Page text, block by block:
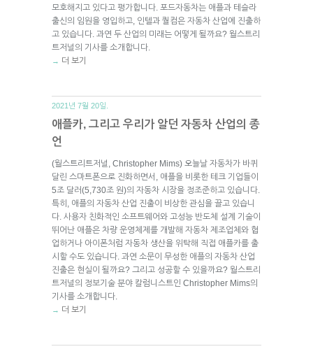
모호해지고 있다고 평가합니다. 포드자동차는 애플과 테슬라
출신의 임원을 영입하고, 인텔과 퀄컴은 자동차 산업에 진출하
고 있습니다. 과연 두 산업의 미래는 어떻게 될까요? 월스트리
트저널의 기사를 소개합니다.
→ 더 보기
2021년 7월 20일.
애플카, 그리고 우리가 알던 자동차 산업의 종
언
(월스트리트저널, Christopher Mims) 오늘날 자동차가 바퀴
달린 스마트폰으로 진화하면서, 애플을 비롯한 테크 기업들이
5조 달러(5,730조 원)의 자동차 시장을 정조준하고 있습니다.
특히, 애플의 자동차 산업 진출이 비상한 관심을 끌고 있습니
다. 사용자 친화적인 소프트웨어와 고성능 반도체 설계 기술이
뛰어난 애플은 차량 운영체제를 개발해 자동차 제조업체와 협
업하거나 아이폰처럼 자동차 생산을 위탁해 직접 애플카를 출
시할 수도 있습니다. 과연 소문이 무성한 애플의 자동차 산업
진출은 현실이 될까요? 그리고 성공할 수 있을까요? 월스트리
트저널의 정보기술 분야 칼럼니스트인 Christopher Mims의
기사를 소개합니다.
→ 더 보기